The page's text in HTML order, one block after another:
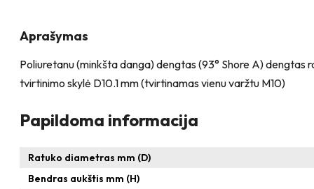
Aprašymas
Poliuretanu (minkšta danga) dengtas (93° Shore A) dengtas
tvirtinimo skylė D10.1 mm (tvirtinamas vienu varžtu M10)
Papildoma informacija
Ratuko diametras mm (D)
Bendras aukštis mm (H)